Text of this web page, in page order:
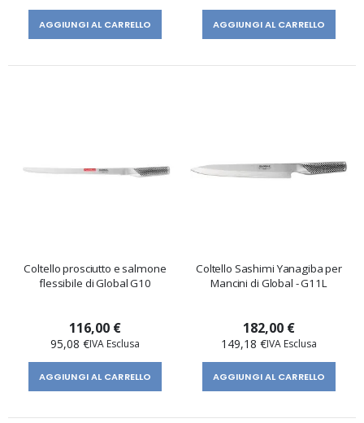
AGGIUNGI AL CARRELLO AGGIUNGI AL CARRELLO
Coltello prosciutto e salmone
flessibile di Global G10
116,00 €
95,08 €
AGGIUNGI AL CARRELLO
Coltello Sashimi Yanagiba per
Mancini di Global - G11L
182,00 €
149,18 €
AGGIUNGI AL CARRELLO